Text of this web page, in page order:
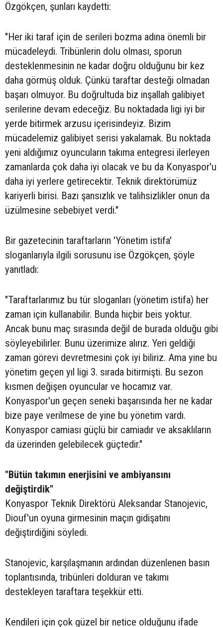
Özgökçen, şunları kaydetti:
"Her iki taraf için de serileri bozma adına önemli bir
mücadeleydi. Tribünlerin dolu olması, sporun
desteklenmesinin ne kadar doğru olduğunu bir kez
daha görmüş olduk. Çünkü taraftar desteği olmadan
başarı olmuyor. Bu doğrultuda biz inşallah galibiyet
serilerine devam edeceğiz. Bu noktadada ligi iyi bir
yerde bitirmek arzusu içerisindeyiz. Bizim
mücadelemiz galibiyet serisi yakalamak. Bu noktada
yeni aldığımız oyuncuların takıma entegresi ilerleyen
zamanlarda çok daha iyi olacak ve bu da Konyaspor'u
daha iyi yerlere getirecektir. Teknik direktörümüz
kariyerli birisi. Bazı şansızlık ve talihsizlikler onun da
üzülmesine sebebiyet verdi."
Bir gazetecinin taraftarların 'Yönetim istifa'
sloganlarıyla ilgili sorusunu ise Özgökçen, şöyle
yanıtladı:
"Taraftarlarımız bu tür sloganları (yönetim istifa) her
zaman için kullanabilir. Bunda hiçbir beis yoktur.
Ancak bunu maç sırasında değil de burada olduğu gibi
söyleyebilirler. Bunu üzerimize alırız. Yeri geldiği
zaman görevi devretmesini çok iyi biliriz. Ama yine bu
yönetim geçen yıl ligi 3. sırada bitirmişti. Bu sezon
kısmen değişen oyuncular ve hocamız var.
Konyaspor'un geçen seneki başarısında her ne kadar
bize paye verilmese de yine bu yönetim vardı.
Konyaspor camiası güçlü bir camiadır ve aksaklıların
da üzerinden gelebilecek güçtedir."
"Bütün takımın enerjisini ve ambiyansını
değiştirdik"
Konyaspor Teknik Direktörü Aleksandar Stanojevic,
Diouf'un oyuna girmesinin maçın gidişatını
değiştirdiğini söyledi.
Stanojevic, karşılaşmanın ardından düzenlenen basın
toplantısında, tribünleri dolduran ve takımı
destekleyen taraftara teşekkür etti.
Kendileri için çok güzel bir netice olduğunu ifade